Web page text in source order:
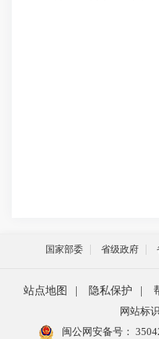
国家部委 省级政府
站点地图 隐私保护
网站标
闽公网安备号：